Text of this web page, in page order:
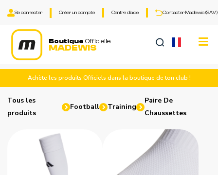
Centre d'aide Contacter Madewis (SAV)
Créer un compte
Se connecter
Boutique Officielle
MADEWIS
Achète les produits Officiels dans la boutique de ton club !
Tous les
produits
Football Training
Paire De
Chaussettes